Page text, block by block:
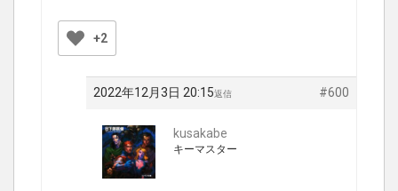
+2
2022年12月3日 20:15 #600
返信
kusakabe
キーマスター